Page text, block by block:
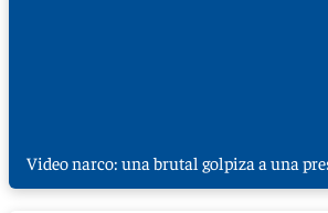
Video narco: una brutal golpiza a una